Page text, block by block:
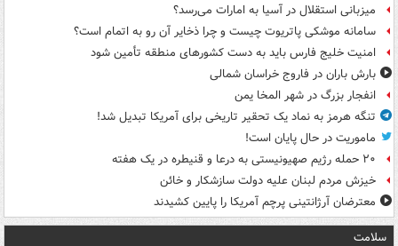
میزبانی استقلال در آسیا به امارات می‌رسد؟
سامانه موشکی پاتریوت چیست و چرا ذخایر آن رو به اتمام است؟
امنیت خلیج فارس باید به دست کشورهای منطقه تأمین شود
بارش باران در فاروج خراسان شمالی
انفجار بزرگ در شهر المخا یمن
تنگه هرمز به نماد یک تحقیر تاریخی برای آمریکا تبدیل شد!
ماموریت در حال پایان است!
۲۰ حمله رژیم صهیونیستی به درعا و قنیطره در یک هفته
خیزش مردم لبنان علیه دولت سازشکار و خائن
معترضان آرژانتینی پرچم آمریکا را پایین کشیدند
سلامت